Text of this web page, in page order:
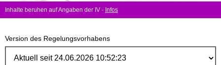
Inhalte beruhen auf Angaben der IV - Infos
Version des Regelungsvorhabens